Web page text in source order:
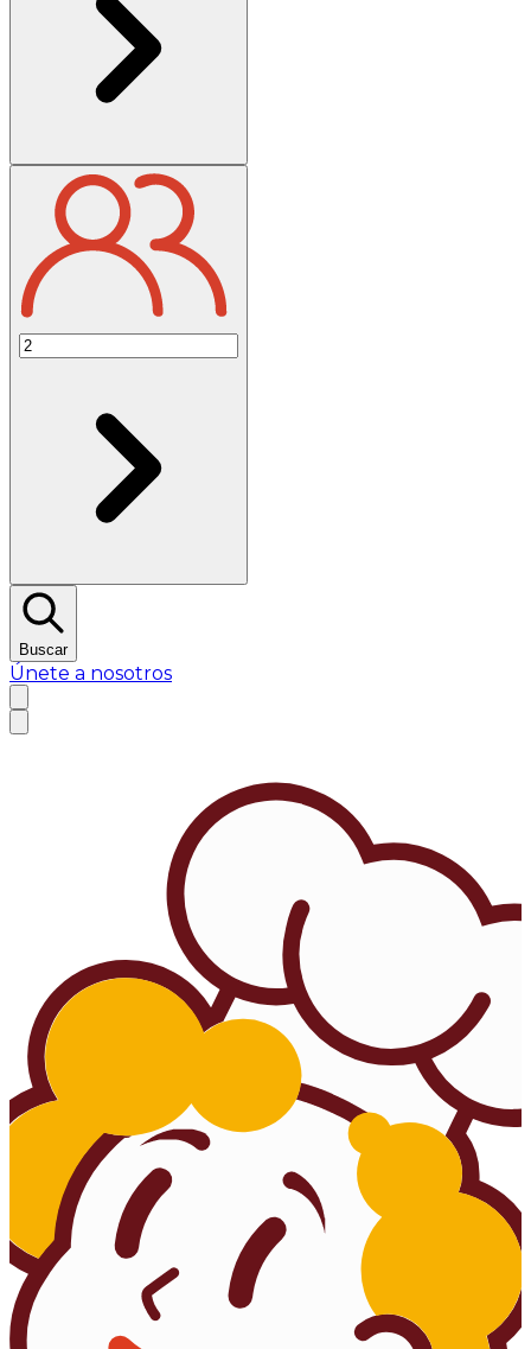
Buscar
Únete a nosotros